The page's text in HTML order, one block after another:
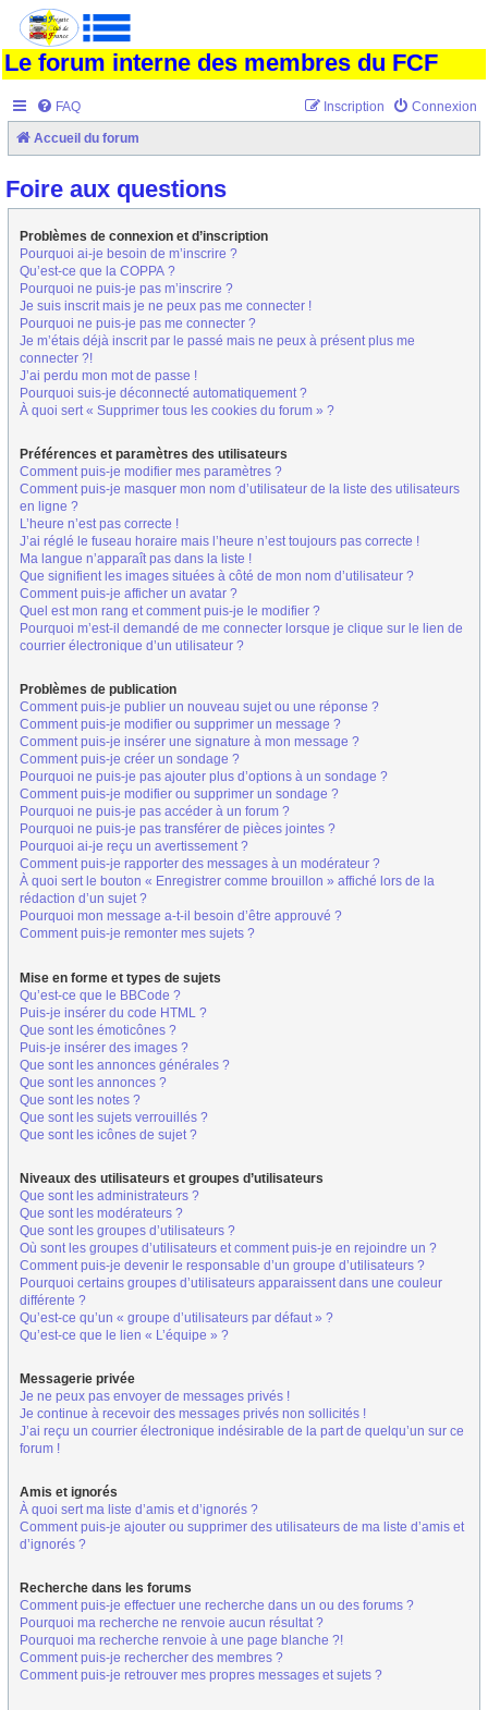
Le forum interne des membres du FCF
FAQ Connexion
Inscription
Accueil du forum
Foire aux questions
Problèmes de connexion et d’inscription
Pourquoi ai-je besoin de m’inscrire ?
Qu’est-ce que la COPPA ?
Pourquoi ne puis-je pas m’inscrire ?
Je suis inscrit mais je ne peux pas me connecter !
Pourquoi ne puis-je pas me connecter ?
Je m’étais déjà inscrit par le passé mais ne peux à présent plus me
connecter ?!
J’ai perdu mon mot de passe !
Pourquoi suis-je déconnecté automatiquement ?
À quoi sert « Supprimer tous les cookies du forum » ?
Préférences et paramètres des utilisateurs
Comment puis-je modifier mes paramètres ?
Comment puis-je masquer mon nom d’utilisateur de la liste des utilisateurs
en ligne ?
L’heure n’est pas correcte !
J’ai réglé le fuseau horaire mais l’heure n’est toujours pas correcte !
Ma langue n’apparaît pas dans la liste !
Que signifient les images situées à côté de mon nom d’utilisateur ?
Comment puis-je afficher un avatar ?
Quel est mon rang et comment puis-je le modifier ?
Pourquoi m’est-il demandé de me connecter lorsque je clique sur le lien de
courrier électronique d’un utilisateur ?
Problèmes de publication
Comment puis-je publier un nouveau sujet ou une réponse ?
Comment puis-je modifier ou supprimer un message ?
Comment puis-je insérer une signature à mon message ?
Comment puis-je créer un sondage ?
Pourquoi ne puis-je pas ajouter plus d’options à un sondage ?
Comment puis-je modifier ou supprimer un sondage ?
Pourquoi ne puis-je pas accéder à un forum ?
Pourquoi ne puis-je pas transférer de pièces jointes ?
Pourquoi ai-je reçu un avertissement ?
Comment puis-je rapporter des messages à un modérateur ?
À quoi sert le bouton « Enregistrer comme brouillon » affiché lors de la
rédaction d’un sujet ?
Pourquoi mon message a-t-il besoin d’être approuvé ?
Comment puis-je remonter mes sujets ?
Mise en forme et types de sujets
Qu’est-ce que le BBCode ?
Puis-je insérer du code HTML ?
Que sont les émoticônes ?
Puis-je insérer des images ?
Que sont les annonces générales ?
Que sont les annonces ?
Que sont les notes ?
Que sont les sujets verrouillés ?
Que sont les icônes de sujet ?
Niveaux des utilisateurs et groupes d’utilisateurs
Que sont les administrateurs ?
Que sont les modérateurs ?
Que sont les groupes d’utilisateurs ?
Où sont les groupes d’utilisateurs et comment puis-je en rejoindre un ?
Comment puis-je devenir le responsable d’un groupe d’utilisateurs ?
Pourquoi certains groupes d’utilisateurs apparaissent dans une couleur
différente ?
Qu’est-ce qu’un « groupe d’utilisateurs par défaut » ?
Qu’est-ce que le lien « L’équipe » ?
Messagerie privée
Je ne peux pas envoyer de messages privés !
Je continue à recevoir des messages privés non sollicités !
J’ai reçu un courrier électronique indésirable de la part de quelqu’un sur ce
forum !
Amis et ignorés
À quoi sert ma liste d’amis et d’ignorés ?
Comment puis-je ajouter ou supprimer des utilisateurs de ma liste d’amis et
d’ignorés ?
Recherche dans les forums
Comment puis-je effectuer une recherche dans un ou des forums ?
Pourquoi ma recherche ne renvoie aucun résultat ?
Pourquoi ma recherche renvoie à une page blanche ?!
Comment puis-je rechercher des membres ?
Comment puis-je retrouver mes propres messages et sujets ?